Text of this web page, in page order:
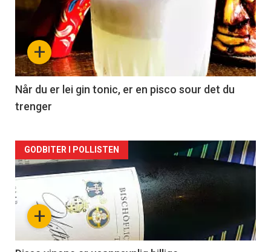
akkurat
nå
-
2
+
Når du er lei gin tonic, er en pisco sour det du
trenger
Forsiden
akkurat
nå+
GODBITER I POLLISTEN